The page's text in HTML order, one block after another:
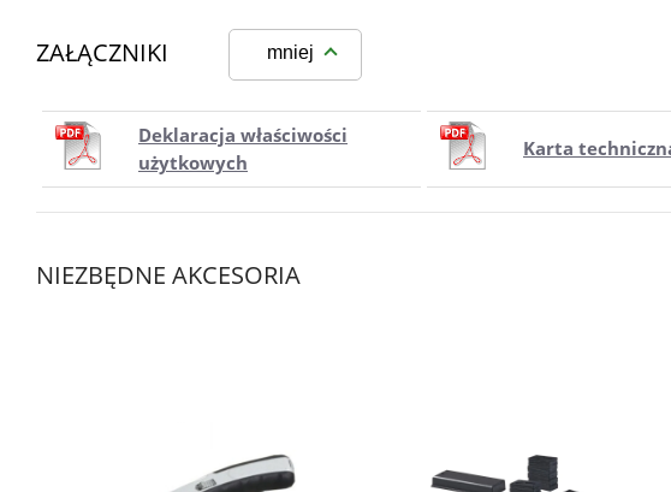
ZAŁĄCZNIKI mniej
Deklaracja właściwości
użytkowych
Karta
NIEZBĘDNE AKCESORIA